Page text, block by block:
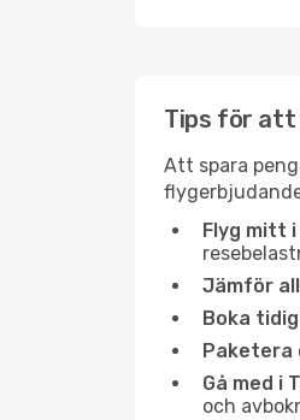
Tips för
Att spara
Flyg mitt
Jämför
Boka
Paketera
Gå med i
och